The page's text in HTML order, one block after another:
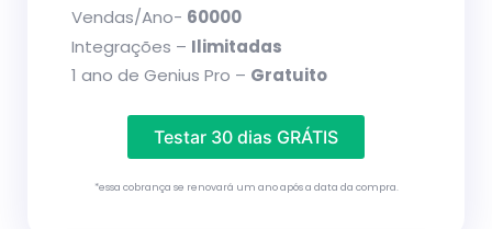
Vendas/Ano- 60000
Integrações – Ilimitadas
1 ano de Genius Pro – Gratuito
Testar 30 dias GRÁTIS
*essa cobrança se renovará um ano após a data da compra.